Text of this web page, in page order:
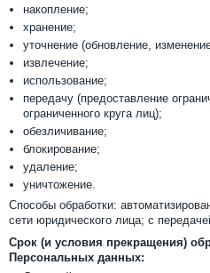
накопление;
хранение;
уточнение (обновление,
извлечение;
использование;
передачу (предоставление
ограниченного круга лиц);
обезличивание;
блокирование;
удаление;
уничтожение.
Способы обработки:
сети юридического лица; с
Срок (и условия прекращения)
Персональных данных: